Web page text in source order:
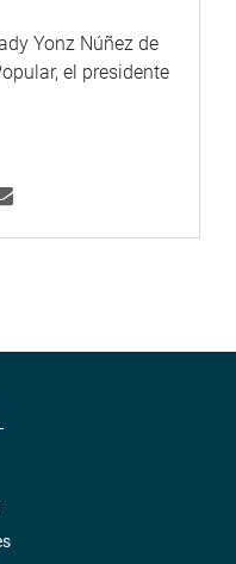
Yonz Núñez de
el presidente